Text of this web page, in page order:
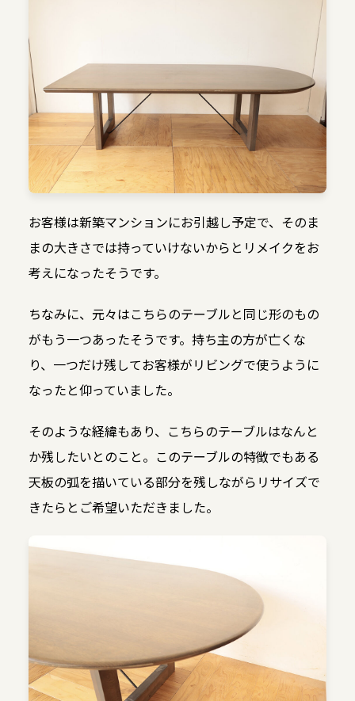
お客様は新築マンションにお引越し予定で、そのま
まの大きさでは持っていけないからとリメイクをお
考えになったそうです。
ちなみに、元々はこちらのテーブルと同じ形のもの
がもう一つあったそうです。持ち主の方が亡くな
り、一つだけ残してお客様がリビングで使うように
なったと仰っていました。
そのような経緯もあり、こちらのテーブルはなんと
か残したいとのこと。このテーブルの特徴でもある
天板の弧を描いている部分を残しながらリサイズで
きたらとご希望いただきました。